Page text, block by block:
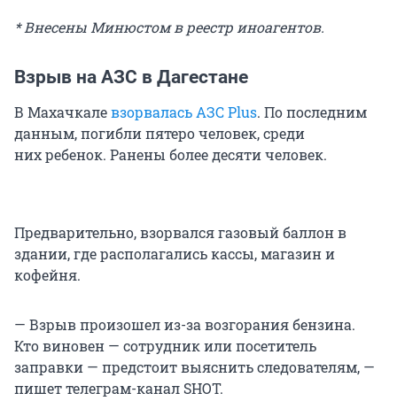
* Внесены Минюстом в реестр иноагентов.
Взрыв на АЗС в Дагестане
В Махачкалевзорвалась АЗС Plus. По последним
данным, погибли пятеро человек, среди
них ребенок. Ранены более десяти человек.
Предварительно, взорвался газовый баллон в
здании, где располагались кассы, магазин и
кофейня.
— Взрыв произошел из-за возгорания бензина.
Кто виновен — сотрудник или посетитель
заправки — предстоит выяснить следователям, —
пишет телеграм-канал SHOT.